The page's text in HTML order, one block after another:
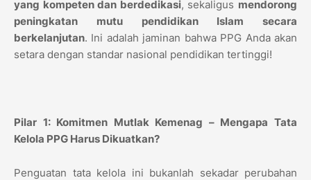
yang kompeten dan berdedikasi, sekaligus mendorong
peningkatan mutu pendidikan Islam secara
berkelanjutan. Ini adalah jaminan bahwa PPG Anda akan
setara dengan standar nasional pendidikan tertinggi!
Pilar 1: Komitmen Mutlak Kemenag – Mengapa Tata
Kelola PPG Harus Dikuatkan?
Penguatan tata kelola ini bukanlah sekadar perubahan